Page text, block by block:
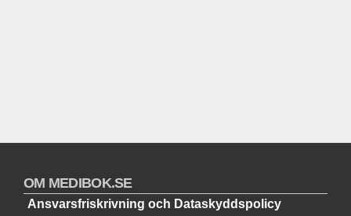
OM MEDIBOK.SE
Ansvarsfriskrivning och Dataskyddspolicy